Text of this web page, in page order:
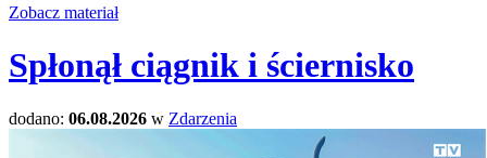
Zobacz materiał
Spłonął ciągnik i ściernisko
dodano: 06.08.2026 w Zdarzenia